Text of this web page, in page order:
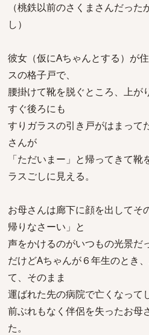
（桃鉄以前のさくまさんだっ
し）
彼女（仮にAちゃんとする）が
スの格子戸で、
腰掛けて靴を脱ぐところ、上が
すぐ後ろにも
すりガラスの引き戸がはまって
さんが
「ただいまー」と帰ってきて
ラスごしに見える。
お母さんは廊下に顔を出してそ
帰りなさーい」と
声をかけるのがいつもの光景だ
だけどAちゃんが６年生のとき
て、そのまま
運ばれた先の病院で亡くなって
前ぶれもなく伴侶を失ったお母
た。